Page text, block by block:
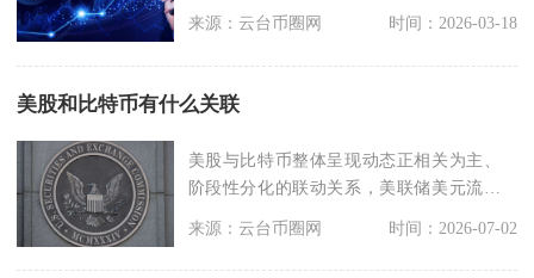
来源：云台币圈网 时间：2026-03-18
美股和比特币有什么关联
美股与比特币整体呈现动态正相关为主、
阶段性分化的联动关系，美联储美元流动
来源：云台币圈网 时间：2026-07-02